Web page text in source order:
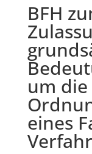
BFH
um die
eines